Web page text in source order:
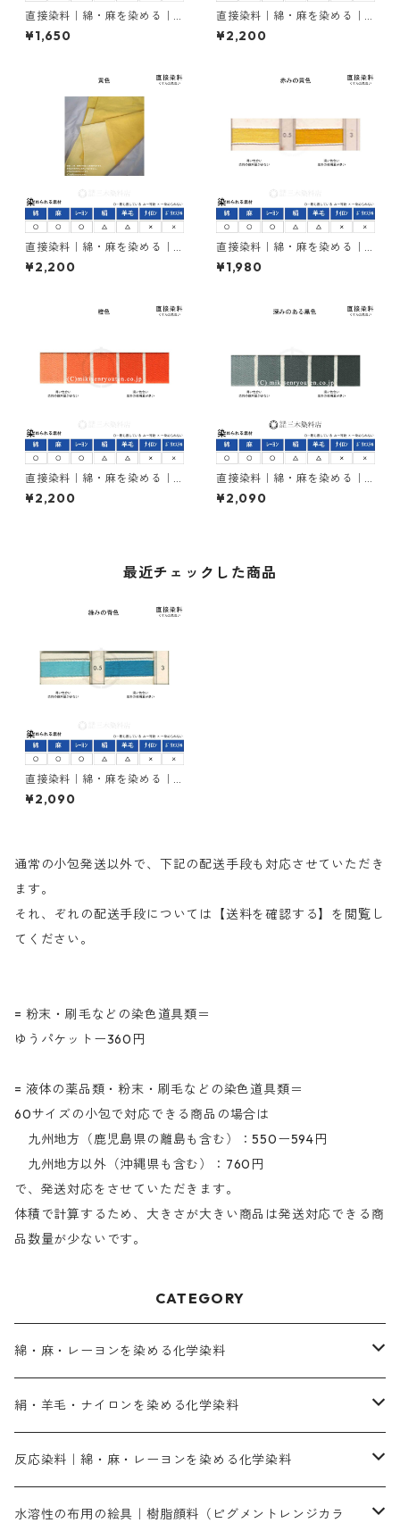
直接染料｜綿・麻を染める｜5
0g｜ダイレクトスープラブロ
ンFB（赤褐色）
¥1,650
直接染料｜綿・麻を染める｜5
0g｜ダイレクトバイオレット
BB（紫色）
¥2,200
直接染料｜綿・麻を染める｜5
0g｜ダイレクトファストエロ
ーＧ（黄色）
¥2,200
直接染料｜綿・麻を染める｜5
0g｜カヤラススープラエロー
RL（赤みの黄色）
¥1,980
直接染料｜綿・麻を染める｜5
0g｜ダイレクトスープラオレ
ンヂ2GL125%（橙色）
¥2,200
直接染料｜綿・麻を染める｜5
0g｜ダイレクトファストブラ
ックG（緑みの黒色）
¥2,090
最近チェックした商品
直接染料｜綿・麻を染める｜5
0g｜ダイレクトターキスブル
ーGL（青緑色）
¥2,090
通常の小包発送以外で、下記の配送手段も対応させていただき
ます。
それ、ぞれの配送手段については【送料を確認する】を閲覧し
てください。
= 粉末・刷毛などの染色道具類＝
ゆうパケットー360円
= 液体の薬品類・粉末・刷毛などの染色道具類＝
60サイズの小包で対応できる商品の場合は
九州地方（鹿児島県の離島も含む）：550ー594円
九州地方以外（沖縄県も含む）：760円
で、発送対応をさせていただきます。
体積で計算するため、大きさが大きい商品は発送対応できる商
品数量が少ないです。
CATEGORY
綿・麻・レーヨンを染める化学染料
直接染料－染色手順が簡単
人気のおすすめ直接染料
染色に必要な薬品類
絹・羊毛・ナイロンを染める化学染料
お買い得品
染料一覧
反応染料｜綿・麻・レーヨンを染める化学染料
お勧めの3原色（赤・青・黄色）
水溶性の布用の絵具｜樹脂顔料（ピグメントレンジカラ